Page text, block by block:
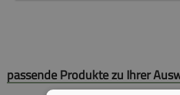
passende Produkte zu Ihrer